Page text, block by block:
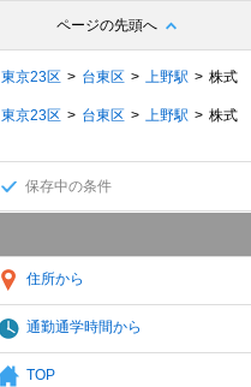
ページの先頭へ
東京23区 台東区 上野駅
株式
東京23区 台東区 上野駅
株式
保存中の条件
住所から
通勤通学時間から
TOP